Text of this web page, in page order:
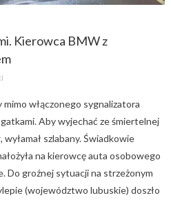
Kierowca BMW z
włączonego sygnalizatora
Aby wyjechać ze śmiertelnej
szlabany. Świadkowie
na kierowcę auta osobowego
Do groźnej sytuacji na strzeżonym
(województwo lubuskie) doszło